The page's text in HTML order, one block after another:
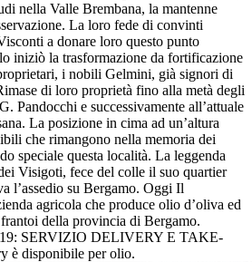
nella Valle Brembana, la mantenne
La loro fede di convinti
a donare loro questo punto
iniziò la trasformazione da fortificazione
i nobili Gelmini, già signori di
di loro proprietà fino alla metà degli
Pandocchi e successivamente all’attuale
La posizione in cima ad un’altura
che rimangono nella memoria dei
speciale questa località. La leggenda
Visigoti, fece del colle il suo quartier
l’assedio su Bergamo. Oggi Il
agricola che produce olio d’oliva ed
della provincia di Bergamo.
SERVIZIO DELIVERY E TAKE-
è disponibile per olio.